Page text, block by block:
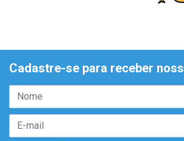
Cadastre-se para receber